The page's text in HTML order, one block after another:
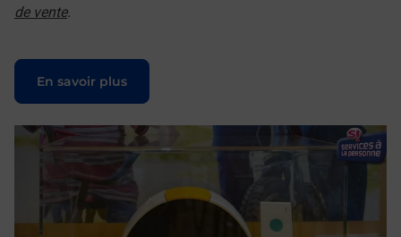
de vente.
En savoir plus
Le lien s'ouvre dans un nouvel onglet